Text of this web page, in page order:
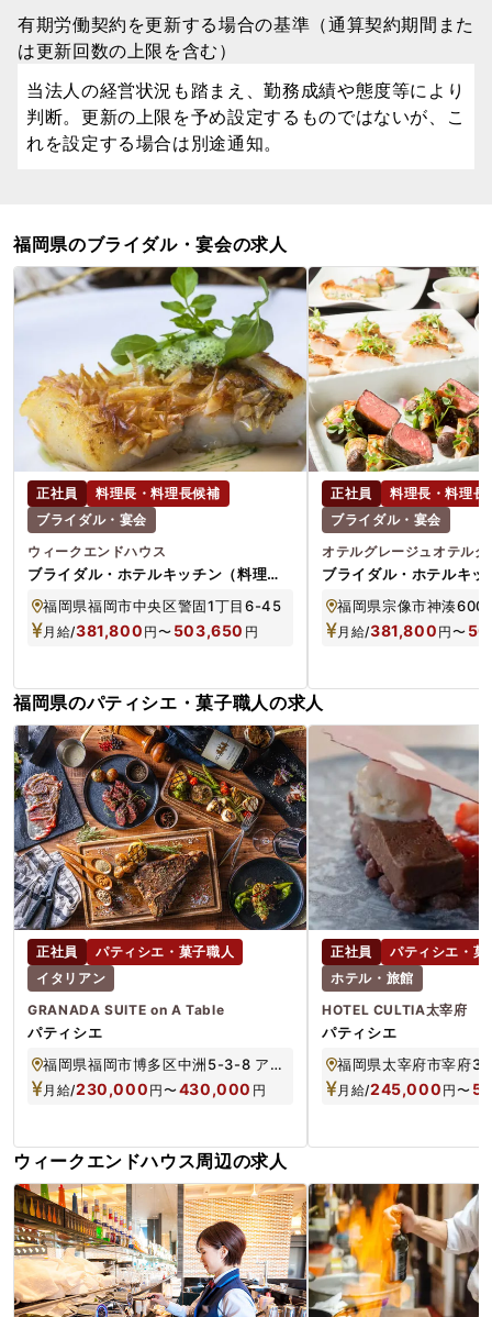
有期労働契約を更新する場合の基準（通算契約期間また
は更新回数の上限を含む）
当法人の経営状況も踏まえ、勤務成績や態度等により
判断。更新の上限を予め設定するものではないが、こ
れを設定する場合は別途通知。
福岡県のブライダル・宴会の求人
正社員
料理長・料理長候補
ブライダル・宴会
ウィークエンドハウス
ブライダル・ホテルキッチン（料理長
候補）
福岡県福岡市中央区警固1丁目6-45
月給/381,800 円〜 503,650 円
正社員
料理長・料理長
ブライダル・宴会
オテルグレージュオテル
ブライダル・ホテルキッ
候補）
福岡県宗像市神湊600
月給/381,800 円〜
福岡県のパティシエ・菓子職人の求人
正社員
パティシエ・菓子職人
イタリアン
GRANADA SUITE on A Table
パティシエ
福岡県福岡市博多区中洲5-3-8 アクア博多1F
月給/230,000 円〜430,000 円
正社員
パティシエ・菓
ホテル・旅館
HOTEL CULTIA太宰府
パティシエ
福岡県太宰府市宰府
月給/245,000 円〜
ウィークエンドハウス周辺の求人